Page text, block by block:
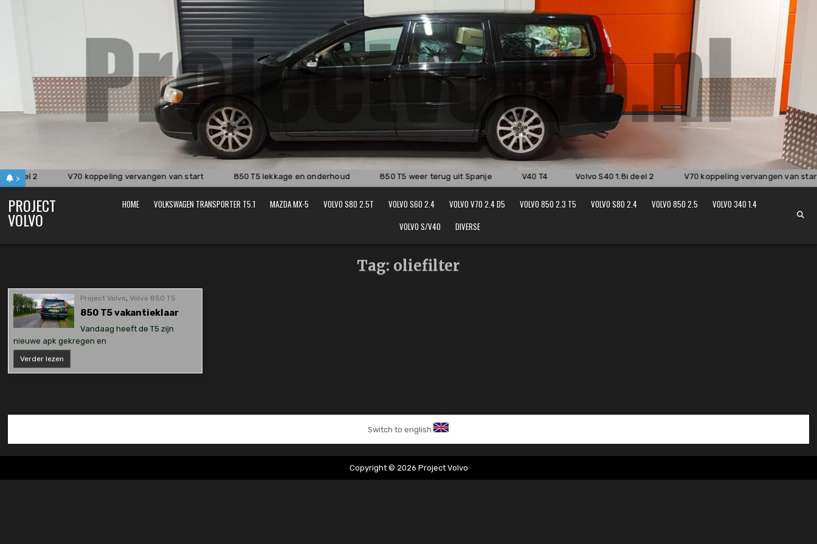
>
deel 2 V70 koppeling vervangen van start 850 T5 lekkage en onderhoud 850 T5 weer terug uit Spanje V40 T4 Volvo S40 1.8i deel 2 V70 koppeling vervangen van start
PROJECT
VOLVO
HOME VOLKSWAGEN TRANSPORTER T5.1 MAZDA MX-5 VOLVO S80 2.5T VOLVO S60 2.4 VOLVO V70 2.4 D5 VOLVO 850 2.3 T5 VOLVO S80 2.4 VOLVO 850 2.5
VOLVO 340 1.4
VOLVO S/V40
DIVERSE
Tag: oliefilter
Project Volvo,Volvo 850 T5
850 T5 vakantieklaar
Vandaag heeft de T5 zijn
nieuwe apk gekregen en
Verder lezen
T5
vakantieklaar
Switch to english
Copyright © 2026 Project Volvo